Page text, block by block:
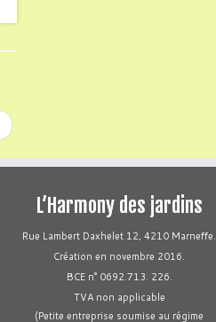
L’Harmony des jardins
Rue Lambert Daxhelet 12, 4210 Marneffe.
Création en novembre 2016.
BCE n° 0692.713. 226.
TVA non applicable
(Petite entreprise soumise au régime